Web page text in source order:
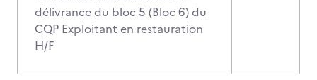
délivrance du bloc 5 (Bloc 6) du
CQP Exploitant en restauration
H/F